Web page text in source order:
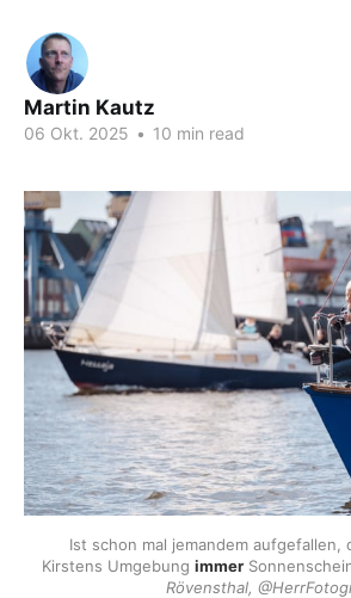
Martin Kautz
06 Okt. 2025 • 10 min read
Ist schon mal jemandem aufgefallen,
Kirstens Umgebung immer
Rövensthal,